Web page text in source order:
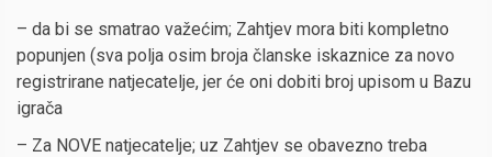
– da bi se smatrao važećim; Zahtjev mora biti kompletno
popunjen (sva polja osim broja članske iskaznice za novo
registrirane natjecatelje, jer će oni dobiti broj upisom u Bazu
igrača
– Za NOVE natjecatelje; uz Zahtjev se obavezno treba